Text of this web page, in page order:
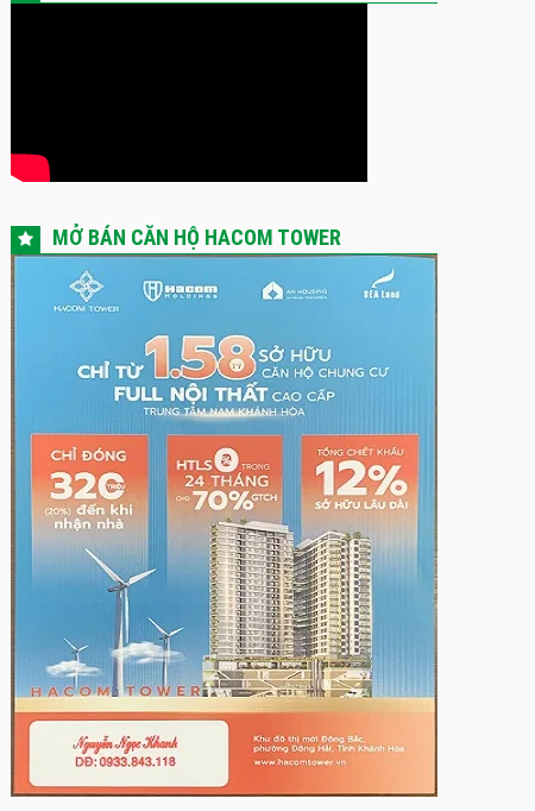
MỞ BÁN CĂN HỘ HACOM TOWER